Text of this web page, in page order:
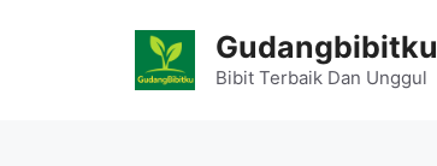
Gudangbibitku
Bibit Terbaik Dan Unggul